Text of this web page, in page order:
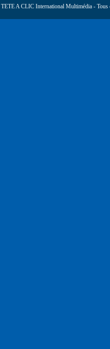
TETE A CLIC International Multimédia - Tous